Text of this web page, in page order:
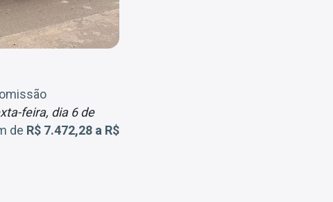
feira, dia 6 de
de R$ 7.472,28 a R$